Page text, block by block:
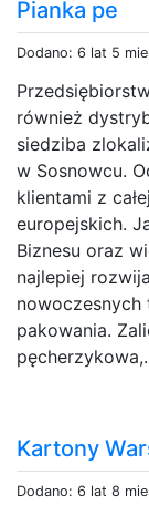
Pianka pe
Dodano: 6 lat 5
również
siedziba
w Sosnowcu.
klientami z
europejskich.
Biznesu oraz
najlepiej
pakowania.
Kartony
Dodano: 6 lat 8